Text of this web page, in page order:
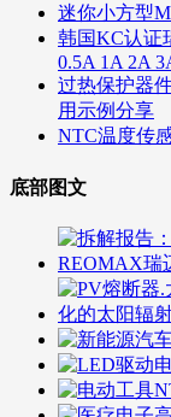
迷你小方型
韩国KC认证
0.5A 1A 2A
过热保护器
用示例分享
NTC温度传
底部图文